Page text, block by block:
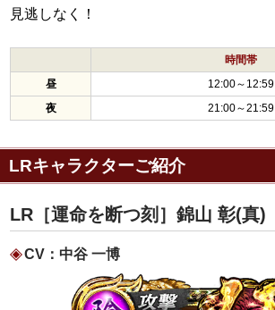
見逃しなく！
時間帯
昼
12:00～12:59
夜
21:00～21:59
LRキャラクターご紹介
LR［運命を断つ刻］錦山 彰(真)
CV：中谷 一博